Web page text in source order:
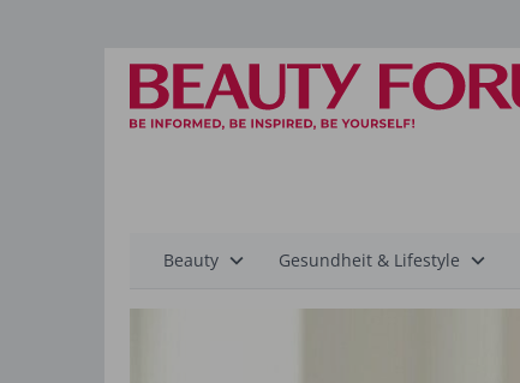
Hauptnavigation
Beauty Gesundheit & Lifestyle